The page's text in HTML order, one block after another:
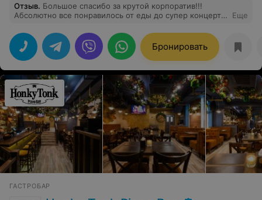
Отзыв. Большое спасибо за крутой корпоратив!!!
Абсолютно все понравилось от еды до супер концерта
приветливые, улыбчивые. Очень красивое оформление
зала, эстетическое наслаждние. Молодцы!
Еще
Бронировать
ГАСТРОБАР